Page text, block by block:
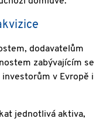
dodavatelům
zabývajícím se
v Evropě i
jednotlivá aktiva,